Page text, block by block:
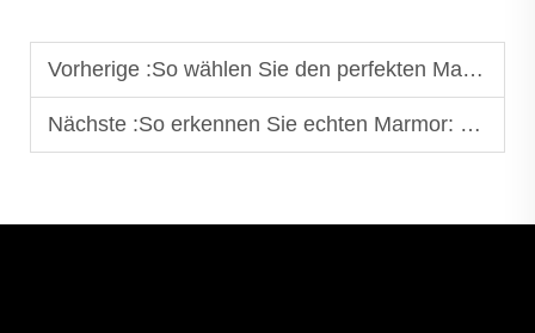
Vorherige :So wählen Sie den perfekten Marmor-Beistelltisch für Ihr Wohnzimmer aus
Nächste :So erkennen Sie echten Marmor: Falschen Stein bei der Auswahl von Aufbewahrungsbehältern vermeiden